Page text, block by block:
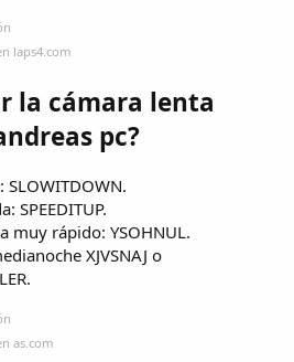
laps4.com
la cámara lenta
pc?
SLOWITDOWN.
SPEEDITUP.
muy rápido: YSOHNUL.
XJVSNAJ o
as.com